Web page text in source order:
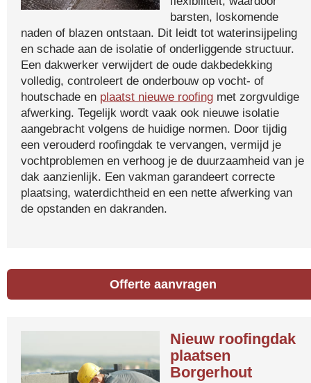
barsten, loskomende
naden of blazen ontstaan. Dit leidt tot waterinsijpeling
en schade aan de isolatie of onderliggende structuur.
Een dakwerker verwijdert de oude dakbedekking
volledig, controleert de onderbouw op vocht- of
houtschade en plaatst nieuwe roofing met zorgvuldige
afwerking. Tegelijk wordt vaak ook nieuwe isolatie
aangebracht volgens de huidige normen. Door tijdig
een verouderd roofingdak te vervangen, vermijd je
vochtproblemen en verhoog je de duurzaamheid van je
dak aanzienlijk. Een vakman garandeert correcte
plaatsing, waterdichtheid en een nette afwerking van
de opstanden en dakranden.
Offerte aanvragen
Nieuw roofingdak
plaatsen
Borgerhout